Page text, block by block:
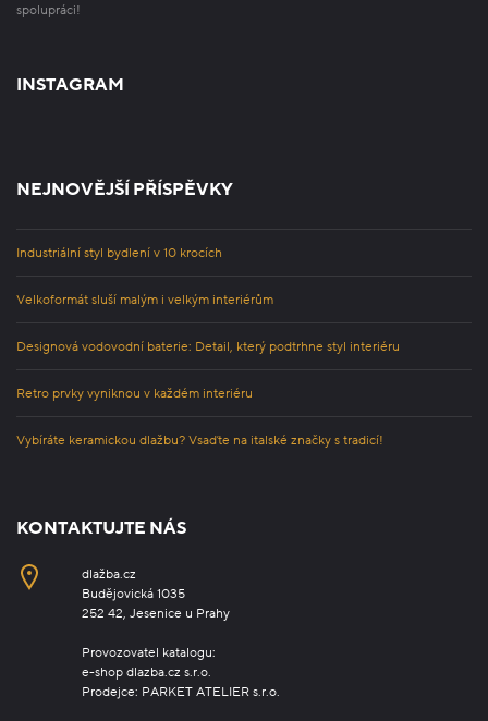
spolupráci!
INSTAGRAM
NEJNOVĚJŠÍ PŘÍSPĚVKY
Industriální styl bydlení v 10 krocích
Velkoformát sluší malým i velkým interiérům
Designová vodovodní baterie: Detail, který podtrhne styl interiéru
Retro prvky vyniknou v každém interiéru
Vybíráte keramickou dlažbu? Vsaďte na italské značky s tradicí!
KONTAKTUJTE NÁS
dlažba.cz
Budějovická 1035
252 42, Jesenice u Prahy
Provozovatel katalogu:
e-shop dlazba.cz s.r.o.
Prodejce: PARKET ATELIER s.r.o.